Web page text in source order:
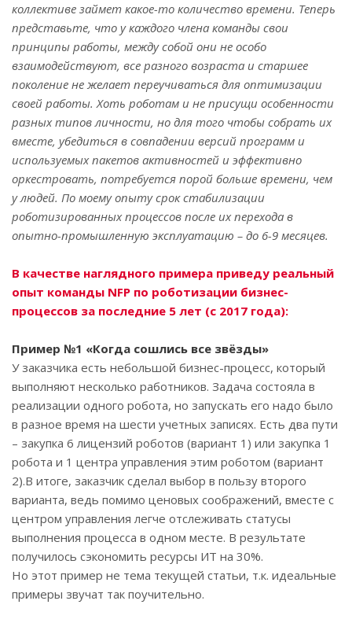
коллективе займет какое-то количество времени. Теперь
представьте, что у каждого члена команды свои
принципы работы, между собой они не особо
взаимодействуют, все разного возраста и старшее
поколение не желает переучиваться для оптимизации
своей работы. Хоть роботам и не присущи особенности
разных типов личности, но для того чтобы собрать их
вместе, убедиться в совпадении версий программ и
используемых пакетов активностей и эффективно
оркестровать, потребуется порой больше времени, чем
у людей. По моему опыту срок стабилизации
роботизированных процессов после их перехода в
опытно-промышленную эксплуатацию – до 6-9 месяцев.
В качестве наглядного примера приведу реальный
опыт команды NFP по роботизации бизнес-
процессов за последние 5 лет (с 2017 года):
Пример №1 «Когда сошлись все звёзды»
У заказчика есть небольшой бизнес-процесс, который
выполняют несколько работников. Задача состояла в
реализации одного робота, но запускать его надо было
в разное время на шести учетных записях. Есть два пути
– закупка 6 лицензий роботов (вариант 1) или закупка 1
робота и 1 центра управления этим роботом (вариант
2).В итоге, заказчик сделал выбор в пользу второго
варианта, ведь помимо ценовых соображений, вместе с
центром управления легче отслеживать статусы
выполнения процесса в одном месте. В результате
получилось сэкономить ресурсы ИТ на 30%.
Но этот пример не тема текущей статьи, т.к. идеальные
примеры звучат так поучительно.